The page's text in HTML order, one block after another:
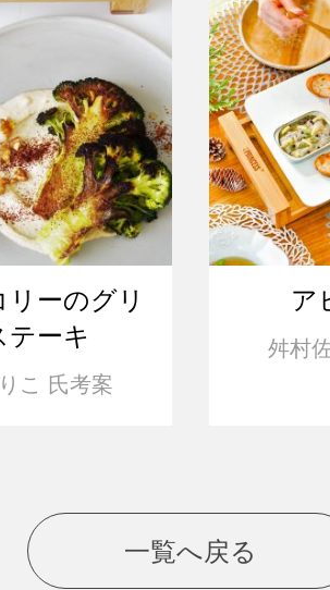
ーのグリ
テーキ
こ 氏考案
ア
舛村
一覧へ戻る